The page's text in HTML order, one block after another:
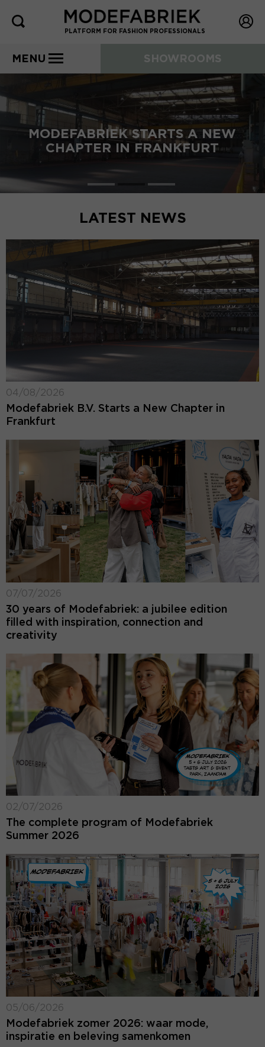
PLATFORM FOR FASHION PROFESSIONALS
MENU SHOWROOMS
MODEFABRIEK STARTS A NEW
CHAPTER IN FRANKFURT
LATEST NEWS
04/08/2026
Modefabriek B.V. Starts a New Chapter in
Frankfurt
07/07/2026
30 years of Modefabriek: a jubilee edition
filled with inspiration, connection and
creativity
02/07/2026
The complete program of Modefabriek
Summer 2026
05/06/2026
Modefabriek zomer 2026: waar mode,
inspiratie en beleving samenkomen